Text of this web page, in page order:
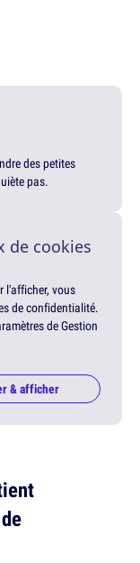
des petites
pas.
de cookies
l'afficher, vous
de confidentialité.
de Gestion
& afficher